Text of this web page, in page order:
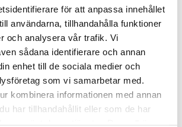
för att anpassa innehållet
användarna, tillhandahålla funktioner
och analysera vår trafik. Vi
sådana identifierare och annan
enhet till de sociala medier och
som vi samarbetar med.
kombinera informationen med annan
har tillhandahållit eller som de har
- Body
Lollipink vartalovoide saa mielikuvituksesi puhkeamaan kukkaan.
Pink Sugar Lollipink - Hair
Perfume
AQUOLINA
15,16 € ( 18,95€ )
-39%